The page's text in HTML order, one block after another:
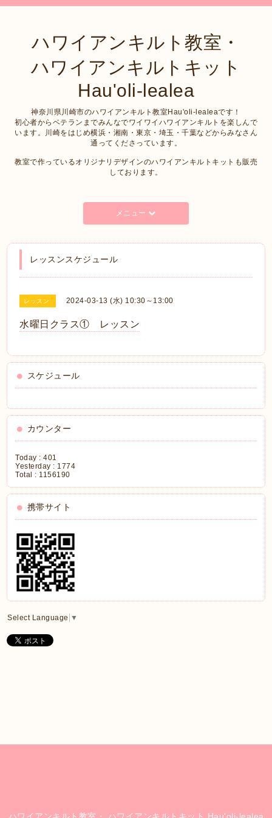
ハワイアンキルト教室・
ハワイアンキルトキット
Hau'oli-lealea
神奈川県川崎市のハワイアンキルト教室Hau'oli-lealeaです！
初心者からベテランまでみんなでワイワイハワイアンキルトを楽しんで
います。川崎をはじめ横浜・湘南・東京・埼玉・千葉などからみなさん
通ってくださっています。
教室で作っているオリジナリデザインのハワイアンキルトキットも販売
しております。
メニュー
レッスンスケジュール
レッスン 2024-03-13 (水) 10:30～13:00
水曜日クラス① レッスン
スケジュール
カウンター
Today :401
Yesterday : 1774
Total : 1156190
携帯サイト
Select Language ▼